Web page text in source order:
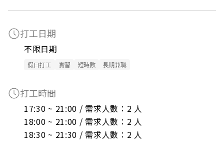
打工日期
不限日期
假日打工 實習 短時數 長期兼職
打工時間
17:30 ~ 21:00 / 需求人數：2 人
18:00 ~ 21:00 / 需求人數：2 人
18:30 ~ 21:30 / 需求人數：2 人